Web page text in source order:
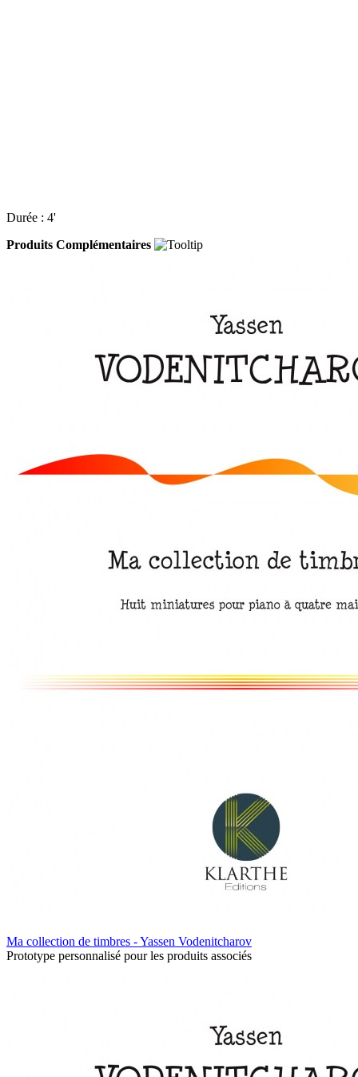
Durée : 4'
Produits Complémentaires
Ma collection de timbres - Yassen Vodenitcharov
Prototype personnalisé pour les produits associés